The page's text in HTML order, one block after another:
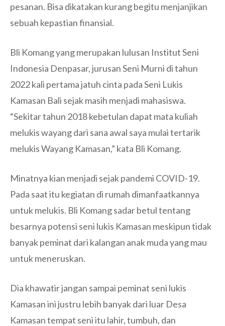
pesanan. Bisa dikatakan kurang begitu menjanjikan
sebuah kepastian finansial.
Bli Komang yang merupakan lulusan Institut Seni
Indonesia Denpasar, jurusan Seni Murni di tahun
2022 kali pertama jatuh cinta pada Seni Lukis
Kamasan Bali sejak masih menjadi mahasiswa.
“Sekitar tahun 2018 kebetulan dapat mata kuliah
melukis wayang dari sana awal saya mulai tertarik
melukis Wayang Kamasan,” kata Bli Komang.
Minatnya kian menjadi sejak pandemi COVID-19.
Pada saat itu kegiatan di rumah dimanfaatkannya
untuk melukis. Bli Komang sadar betul tentang
besarnya potensi seni lukis Kamasan meskipun tidak
banyak peminat dari kalangan anak muda yang mau
untuk meneruskan.
Dia khawatir jangan sampai peminat seni lukis
Kamasan ini justru lebih banyak dari luar Desa
Kamasan tempat seni itu lahir, tumbuh, dan